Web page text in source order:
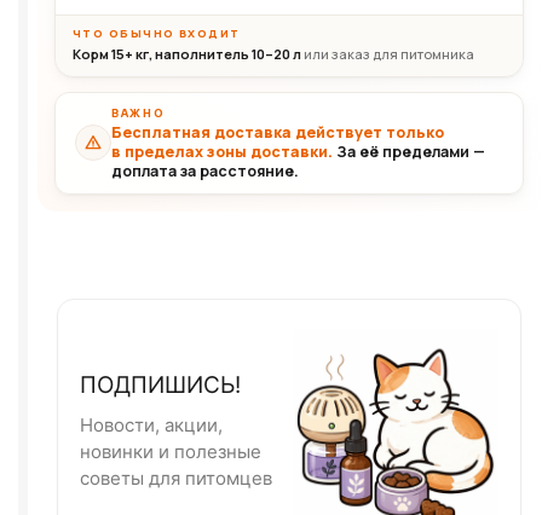
ЧТО ОБЫЧНО ВХОДИТ
Корм 15+ кг, наполнитель 10–20 л или заказ для питомника
ВАЖНО
Бесплатная доставка действует только
в пределах зоны доставки. За её пределами —
доплата за расстояние.
ПОДПИШИСЬ!
Новости, акции,
новинки и полезные
советы для питомцев